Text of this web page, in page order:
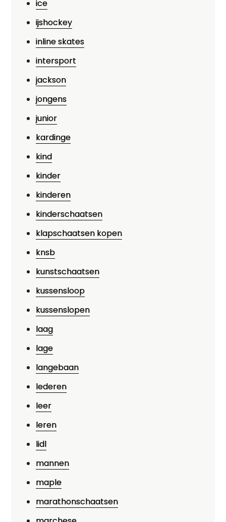
ice
ijshockey
inline skates
intersport
jackson
jongens
junior
kardinge
kind
kinder
kinderen
kinderschaatsen
klapschaatsen kopen
knsb
kunstschaatsen
kussensloop
kussenslopen
laag
lage
langebaan
lederen
leer
leren
lidl
mannen
maple
marathonschaatsen